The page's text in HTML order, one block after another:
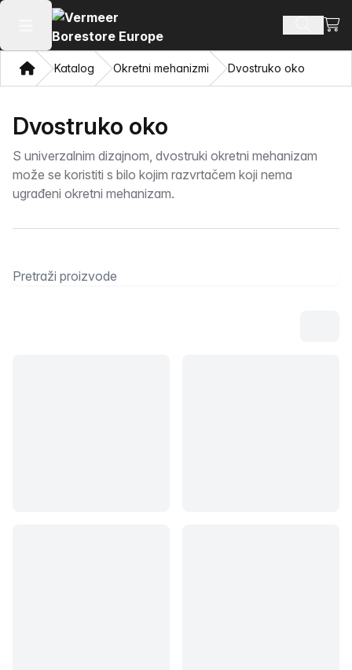
Otvaranje glavnog izbornika Pretraži
DomKatalog Okretni mehanizmi Dvostruko oko
Dvostruko oko
S univerzalnim dizajnom, dvostruki okretni mehanizam
može se koristiti s bilo kojim razvrtačem koji nema
ugrađeni okretni mehanizam.